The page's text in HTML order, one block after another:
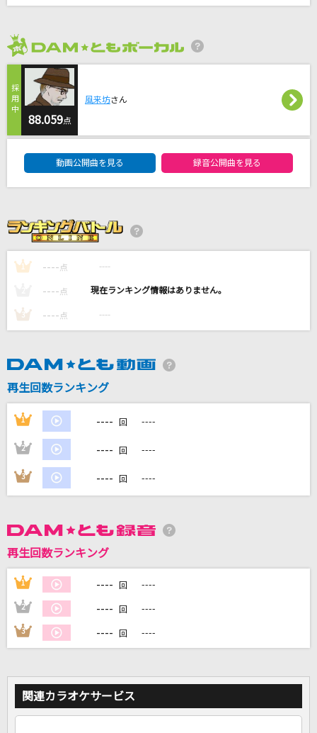
Avid
SawanoHiroyuki[nZk]:mizuki
五番街のマリーへ
高橋真梨子
[生音]チェリー
スピッツ
今井麻美
花火
1991(ビデオクリップバージョン)
愛くださいませ
≠ME
もっと見る
カラオケ最新情報をチェック！
DAMに会員登録・ログインして
カラオケをもっと楽しもう！
自宅でカラオケ歌い放題！
88.059点
風来坊さん
動画公開曲を見る 録音公開曲を見る
1 ---- 点 ----
---- 点 ----
3 ---- 点 ----
再生回数ランキング
1 ---- 回 ----
2 ---- 回 ----
3 ---- 回 ----
再生回数ランキング
1 ---- 回 ----
2 ---- 回 ----
3 ---- 回 ----
関連カラオケサービス